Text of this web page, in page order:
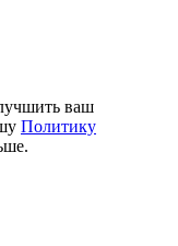
ваш
Политику